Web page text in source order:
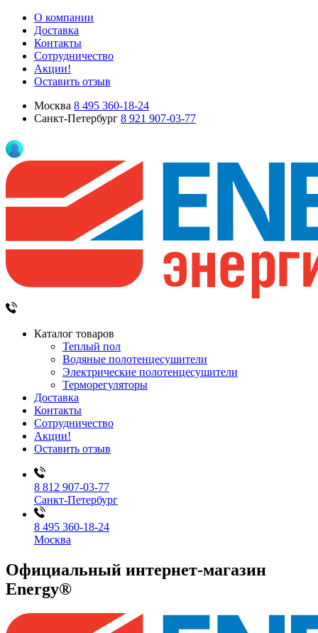
О компании
Доставка
Контакты
Сотрудничество
Акции!
Оставить отзыв
Москва 8 495 360-18-24
Санкт-Петербург 8 921 907-03-77
Каталог товаров
Теплый пол
Водяные полотенцесушители
Электрические полотенцесушители
Терморегуляторы
Доставка
Контакты
Сотрудничество
Акции!
Оставить отзыв
8 812 907-03-77
Санкт-Петербург
8 495 360-18-24
Москва
Официальный интернет-магазин
Energy®